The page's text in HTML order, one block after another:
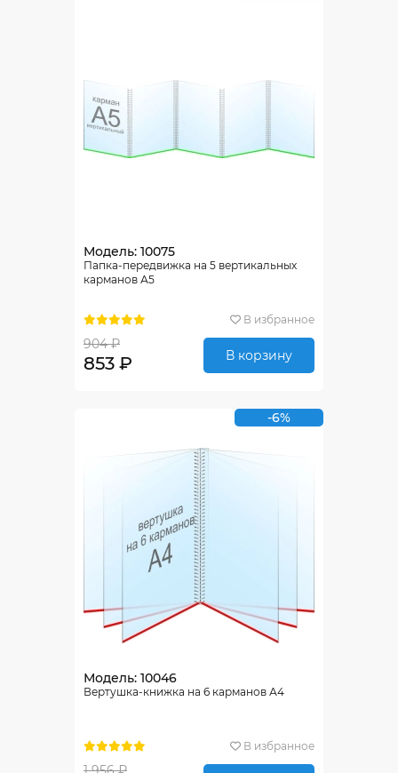
Модель: 10075
Папка-передвижка на 5 вертикальных
карманов А5
В избранное
904 ₽
853 ₽ В корзину
-6%
Модель: 10046
Вертушка-книжка на 6 карманов А4
В избранное